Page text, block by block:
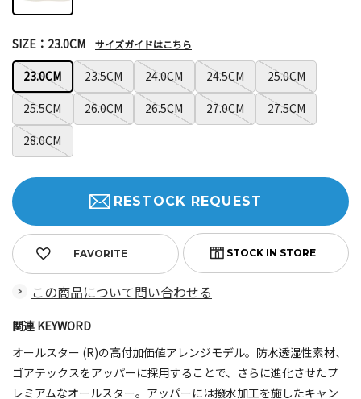
23.0CM 23.5CM 24.0CM 24.5CM
25.0CM
25.5CM
26.0CM 26.5CM 27.0CM
27.5CM
28.0CM
SIZE：23.0CM サイズガイドはこちら
FAVORITE
RESTOCK REQUEST
この商品について問い合わせる
関連 KEYWORD
オールスター (R)の高付加価値アレンジモデル。防水透湿性素材、
ゴアテックスをアッパーに採用することで、さらに進化させたプ
レミアムなオールスター。アッパーには撥水加工を施したキャン